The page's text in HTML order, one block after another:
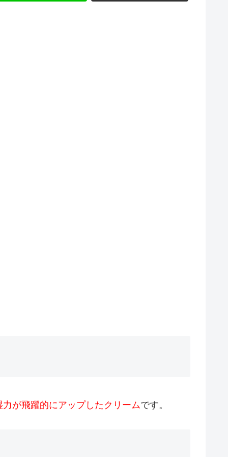
力が飛躍的にアップしたクリームです。